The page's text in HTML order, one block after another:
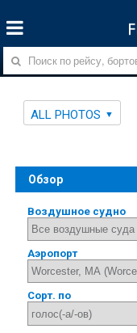
ALL PHOTOS
Обзор
Воздушное судно
Аэропорт
Сорт. по